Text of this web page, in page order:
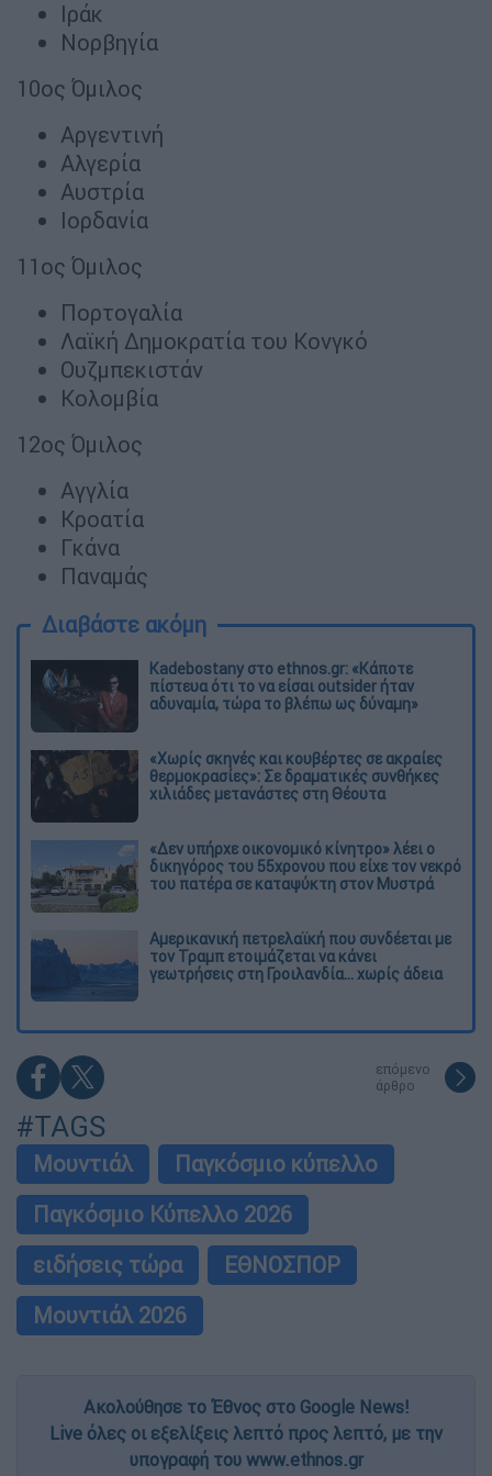
Ιράκ
Νορβηγία
10ος Όμιλος
Αργεντινή
Αλγερία
Αυστρία
Ιορδανία
11ος Όμιλος
Πορτογαλία
Λαϊκή Δημοκρατία του Κονγκό
Ουζμπεκιστάν
Κολομβία
12ος Όμιλος
Αγγλία
Κροατία
Γκάνα
Παναμάς
Διαβάστε ακόμη
Kadebostany στο ethnos.gr: «Κάποτε
πίστευα ότι το να είσαι outsider ήταν
αδυναμία, τώρα το βλέπω ως δύναμη»
«Χωρίς σκηνές και κουβέρτες σε ακραίες
θερμοκρασίες»: Σε δραματικές συνθήκες
χιλιάδες μετανάστες στη Θέουτα
«Δεν υπήρχε οικονομικό κίνητρο» λέει ο
δικηγόρος του 55χρονου που είχε τον νεκρό
του πατέρα σε καταψύκτη στον Μυστρά
Αμερικανική πετρελαϊκή που συνδέεται με
τον Τραμπ ετοιμάζεται να κάνει
γεωτρήσεις στη Γροιλανδία... χωρίς άδεια
επόμενο
άρθρο
#TAGS
Μουντιάλ
Παγκόσμιο κύπελλο
Παγκόσμιο Κύπελλο 2026
ειδήσεις τώρα
ΕΘΝΟΣΠΟΡ
Μουντιάλ 2026
Ακολούθησε το Έθνος στο Google News!
Live όλες οι εξελίξεις λεπτό προς λεπτό, με την
υπογραφή του www.ethnos.gr